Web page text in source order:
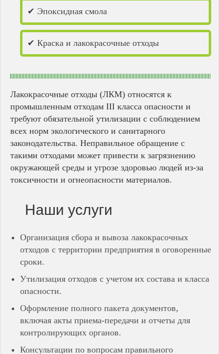
✔ Эпоксидная смола
✔ Краска и лакокрасочные отходы
Лакокрасочные отходы (ЛКМ) относятся к
промышленным отходам III класса опасности и
требуют обязательной утилизации с соблюдением
всех норм экологического и санитарного
законодательства. Неправильное обращение с
такими отходами может привести к загрязнению
окружающей среды и угрозе здоровью людей из-за
токсичности и огнеопасности материалов.
Наши услуги
Организация сбора и вывоза лакокрасочных
отходов с территории предприятия в оговоренные
сроки.
Утилизация отходов с учетом их состава и класса
опасности.
Оформление полного пакета документов,
включая акты приема-передачи и отчеты для
контролирующих органов.
Консультации по вопросам правильного